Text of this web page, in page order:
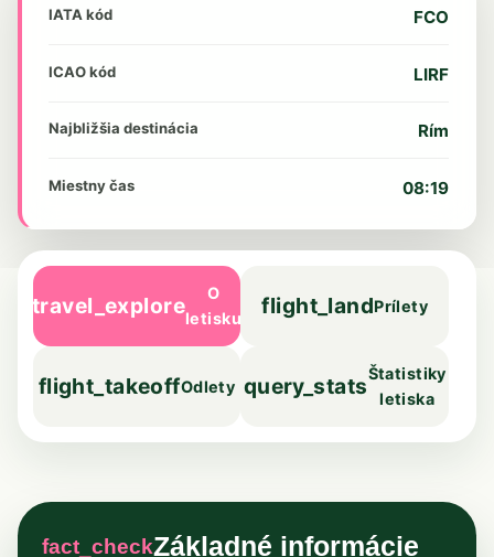
IATA kód FCO
ICAO kód LIRF
Najbližšia destinácia Rím
Miestny čas 08:19
travel_explore
O
letisku
flight_landPrílety
flight_takeoffOdlety query_statsŠtatistiky
letiska
fact_checkZákladné informácie